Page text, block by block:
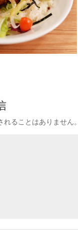
れることはありません。